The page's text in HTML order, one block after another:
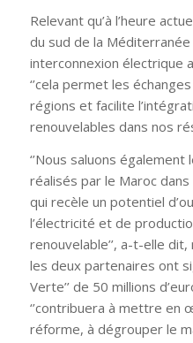
Relevant qu’à l’heure
du sud de la Méditerranée
interconnexion électrique
‘’cela permet les
régions et facilite
renouvelables dans nos
‘’Nous saluons
réalisés par le Maroc
qui recèle un potentiel
l’électricité et de
renouvelable’’, a-t-elle
les deux partenaires ont
Verte’’ de 50 millions
‘’contribuera à mettre en
réforme, à dégrouper le